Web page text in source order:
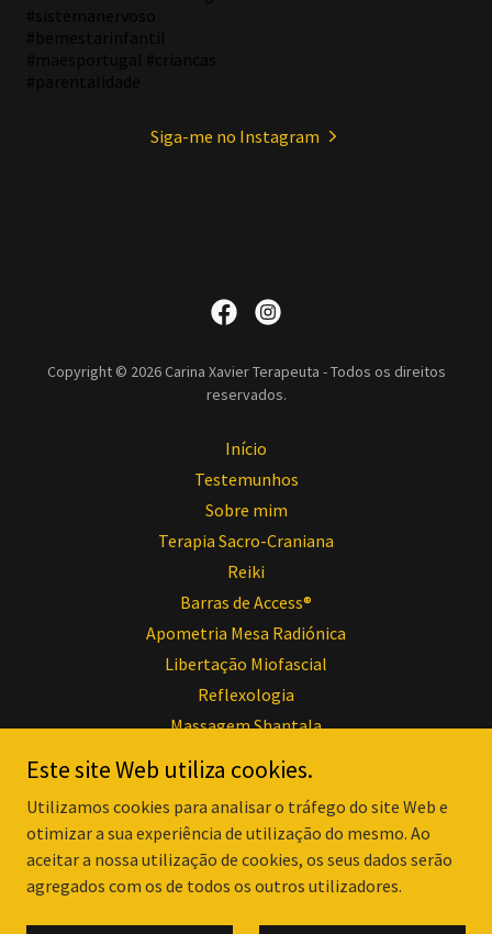
Siga-me no Instagram
Copyright © 2026 Carina Xavier Terapeuta - Todos os direitos
reservados.
Início
Testemunhos
Sobre mim
Terapia Sacro-Craniana
Reiki
Barras de Access®
Apometria Mesa Radiónica
Libertação Miofascial
Reflexologia
Massagem Shantala
Sessões e Valores
Perguntas Frequentes
Redes Sociais
Galeria de fotografias
Este site Web utiliza cookies.
Utilizamos cookies para analisar o tráfego do site Web e
otimizar a sua experiência de utilização do mesmo. Ao
aceitar a nossa utilização de cookies, os seus dados serão
agregados com os de todos os outros utilizadores.